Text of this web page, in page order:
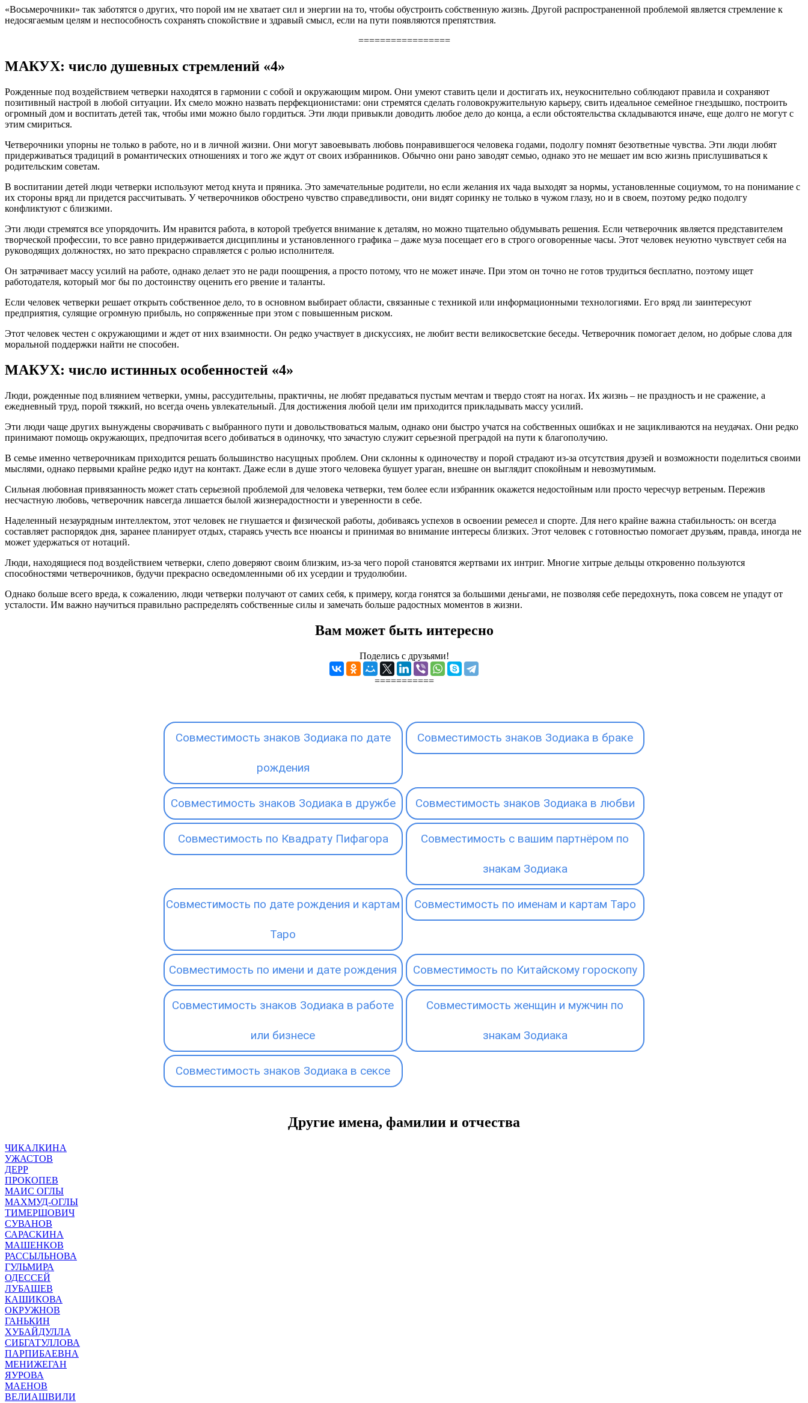
«Восьмерочники» так заботятся о других, что порой им не хватает сил и энергии на то, чтобы обустроить собственную жизнь. Другой распространенной проблемой является стремление к
недосягаемым целям и неспособность сохранять спокойствие и здравый смысл, если на пути появляются препятствия.
=================
МАКУХ: число душевных стремлений «4»
Рожденные под воздействием четверки находятся в гармонии с собой и окружающим миром. Они умеют ставить цели и достигать их, неукоснительно соблюдают правила и сохраняют
позитивный настрой в любой ситуации. Их смело можно назвать перфекционистами: они стремятся сделать головокружительную карьеру, свить идеальное семейное гнездышко, построить
огромный дом и воспитать детей так, чтобы ими можно было гордиться. Эти люди привыкли доводить любое дело до конца, а если обстоятельства складываются иначе, еще долго не могут с
этим смириться.
Четверочники упорны не только в работе, но и в личной жизни. Они могут завоевывать любовь понравившегося человека годами, подолгу помнят безответные чувства. Эти люди любят
придерживаться традиций в романтических отношениях и того же ждут от своих избранников. Обычно они рано заводят семью, однако это не мешает им всю жизнь прислушиваться к
родительским советам.
В воспитании детей люди четверки используют метод кнута и пряника. Это замечательные родители, но если желания их чада выходят за нормы, установленные социумом, то на понимание с
их стороны вряд ли придется рассчитывать. У четверочников обострено чувство справедливости, они видят соринку не только в чужом глазу, но и в своем, поэтому редко подолгу
конфликтуют с близкими.
Эти люди стремятся все упорядочить. Им нравится работа, в которой требуется внимание к деталям, но можно тщательно обдумывать решения. Если четверочник является представителем
творческой профессии, то все равно придерживается дисциплины и установленного графика – даже муза посещает его в строго оговоренные часы. Этот человек неуютно чувствует себя на
руководящих должностях, но зато прекрасно справляется с ролью исполнителя.
Он затрачивает массу усилий на работе, однако делает это не ради поощрения, а просто потому, что не может иначе. При этом он точно не готов трудиться бесплатно, поэтому ищет
работодателя, который мог бы по достоинству оценить его рвение и таланты.
Если человек четверки решает открыть собственное дело, то в основном выбирает области, связанные с техникой или информационными технологиями. Его вряд ли заинтересуют
предприятия, сулящие огромную прибыль, но сопряженные при этом с повышенным риском.
Этот человек честен с окружающими и ждет от них взаимности. Он редко участвует в дискуссиях, не любит вести великосветские беседы. Четверочник помогает делом, но добрые слова для
моральной поддержки найти не способен.
МАКУХ: число истинных особенностей «4»
Люди, рожденные под влиянием четверки, умны, рассудительны, практичны, не любят предаваться пустым мечтам и твердо стоят на ногах. Их жизнь – не праздность и не сражение, а
ежедневный труд, порой тяжкий, но всегда очень увлекательный. Для достижения любой цели им приходится прикладывать массу усилий.
Эти люди чаще других вынуждены сворачивать с выбранного пути и довольствоваться малым, однако они быстро учатся на собственных ошибках и не зацикливаются на неудачах. Они редко
принимают помощь окружающих, предпочитая всего добиваться в одиночку, что зачастую служит серьезной преградой на пути к благополучию.
В семье именно четверочникам приходится решать большинство насущных проблем. Они склонны к одиночеству и порой страдают из-за отсутствия друзей и возможности поделиться своими
мыслями, однако первыми крайне редко идут на контакт. Даже если в душе этого человека бушует ураган, внешне он выглядит спокойным и невозмутимым.
Сильная любовная привязанность может стать серьезной проблемой для человека четверки, тем более если избранник окажется недостойным или просто чересчур ветреным. Пережив
несчастную любовь, четверочник навсегда лишается былой жизнерадостности и уверенности в себе.
Наделенный незаурядным интеллектом, этот человек не гнушается и физической работы, добиваясь успехов в освоении ремесел и спорте. Для него крайне важна стабильность: он всегда
составляет распорядок дня, заранее планирует отдых, стараясь учесть все нюансы и принимая во внимание интересы близких. Этот человек с готовностью помогает друзьям, правда, иногда не
может удержаться от нотаций.
Люди, находящиеся под воздействием четверки, слепо доверяют своим близким, из-за чего порой становятся жертвами их интриг. Многие хитрые дельцы откровенно пользуются
способностями четверочников, будучи прекрасно осведомленными об их усердии и трудолюбии.
Однако больше всего вреда, к сожалению, люди четверки получают от самих себя, к примеру, когда гонятся за большими деньгами, не позволяя себе передохнуть, пока совсем не упадут от
усталости. Им важно научиться правильно распределять собственные силы и замечать больше радостных моментов в жизни.
Вам может быть интересно
Поделись с друзьями!
===========
Совместимость знаков Зодиака по дате
рождения
Совместимость знаков Зодиака в браке
Совместимость знаков Зодиака в дружбе Совместимость знаков Зодиака в любви
Совместимость по Квадрату Пифагора Совместимость с вашим партнёром по
знакам Зодиака
Совместимость по дате рождения и картам
Таро
Совместимость по именам и картам Таро
Совместимость по имени и дате рождения Совместимость по Китайскому гороскопу
Совместимость знаков Зодиака в работе
или бизнесе
Совместимость женщин и мужчин по
знакам Зодиака
Совместимость знаков Зодиака в сексе
Другие имена, фамилии и отчества
ЧИКАЛКИНА
УЖАСТОВ
ДЕРР
ПРОКОПЕВ
МАИС ОГЛЫ
МАХМУД-ОГЛЫ
ТИМЕРШОВИЧ
СУВАНОВ
САРАСКИНА
МАШЕНКОВ
РАССЫЛЬНОВА
ГУЛЬМИРА
ОДЕССЕЙ
ЛУБАШЕВ
КАШИКОВА
ОКРУЖНОВ
ГАНЬКИН
ХУБАЙДУЛЛА
СИБГАТУЛЛОВА
ПАРПИБАЕВНА
МЕНИЖЕГАН
ЯУРОВА
МАЕНОВ
ВЕЛИАШВИЛИ